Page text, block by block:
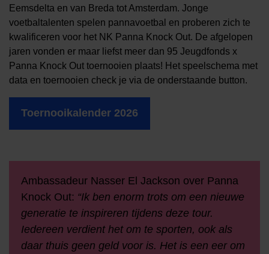
Eemsdelta en van Breda tot Amsterdam. Jonge
voetbaltalenten spelen pannavoetbal en proberen zich te
kwalificeren voor het NK Panna Knock Out. De afgelopen
jaren vonden er maar liefst meer dan 95 Jeugdfonds x
Panna Knock Out toernooien plaats! Het speelschema met
data en toernooien check je via de onderstaande button.
Toernooikalender 2026
Ambassadeur Nasser El Jackson over Panna
Knock Out: “Ik ben enorm trots om een nieuwe
generatie te inspireren tijdens deze tour.
Iedereen verdient het om te sporten, ook als
daar thuis geen geld voor is. Het is een eer om